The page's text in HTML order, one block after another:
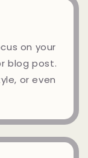
on your
blog post.
or even